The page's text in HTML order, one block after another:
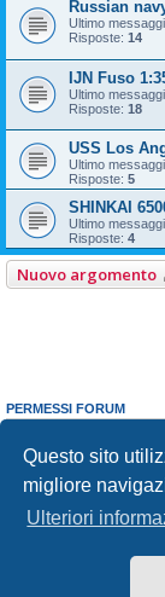
Questo sito
migliore
Ulteriori
Russian
Ultimo
Risposte: 14
IJN Fuso
Ultimo
Risposte: 18
USS Los
Ultimo
Risposte: 5
SHINKAI
Ultimo
Risposte: 4
Nuovo argomento
PERMESSI FORUM
Non puoi
rispondere negli
Non puoimodificare i tuoi
Non puoicancellare i tuoi
Non puoi
inviare allegati